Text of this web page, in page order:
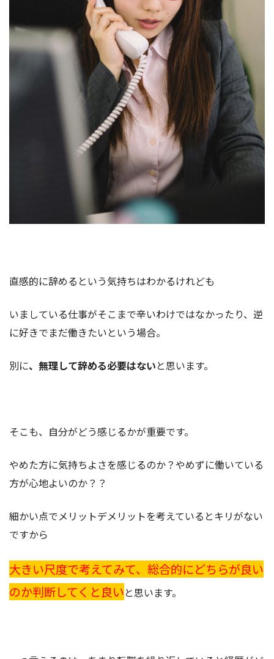
直感的に辞めるという気持ちはわかるけれども
いましている仕事がそこまで辛いわけではなかったり、逆
に好きでまだ働きたいという場合。
別に、 無理して辞める必要はないと思います。
そこも、自分がどう感じるかが重要です。
やめた方に気持ちよさを感じるのか？やめずに働いている
方が心地よいのか？？
細かい点でメリットデメリットを考えているとキリがない
ですから
大きい尺度で考えてみて、総合的にどちらが良い
のか判断してくと良いと思います。